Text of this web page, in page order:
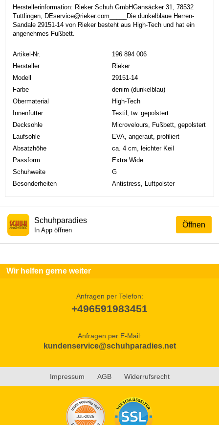
Herstellerinformation: Rieker Schuh GmbHGänsäcker 31, 78532
Tuttlingen, DEservice@rieker.com_____Die dunkelblaue Herren-
Sandale 29151-14 von Rieker besteht aus High-Tech und hat ein
angenehmes Fußbett.
Artikel-Nr.
196 894 006
Hersteller
Rieker
Modell
29151-14
Farbe
denim (dunkelblau)
Obermaterial
High-Tech
Innenfutter
Textil, tw. gepolstert
Decksohle
Microvelours, Fußbett, gepolstert
Laufsohle
EVA, angeraut, profiliert
Absatzhöhe
ca. 4 cm, leichter Keil
Passform
Extra Wide
Schuhweite
G
Besonderheiten
Antistress, Luftpolster
Öffnen
Schuhparadies
In App öffnen
Wir helfen gerne weiter
Anfragen per Telefon:
+496591983451
Anfragen per E-Mail:
kundenservice@schuhparadies.net
Impressum AGB Widerrufsrecht